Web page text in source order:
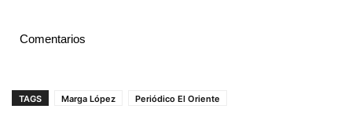
Comentarios
TAGS Marga López Periódico El Oriente